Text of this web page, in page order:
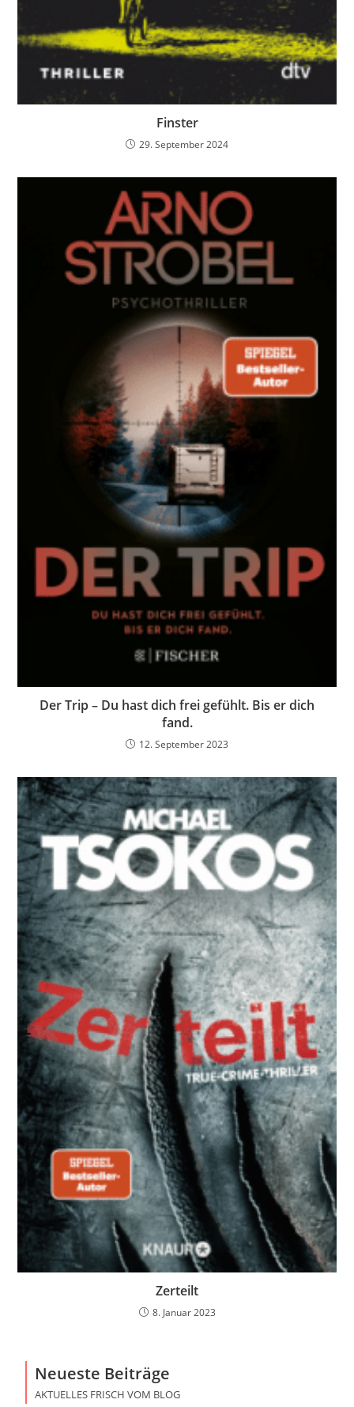
Finster
29. September 2024
Der Trip – Du hast dich frei gefühlt. Bis er dich
fand.
12. September 2023
Zerteilt
8. Januar 2023
Neueste Beiträge
AKTUELLES FRISCH VOM BLOG